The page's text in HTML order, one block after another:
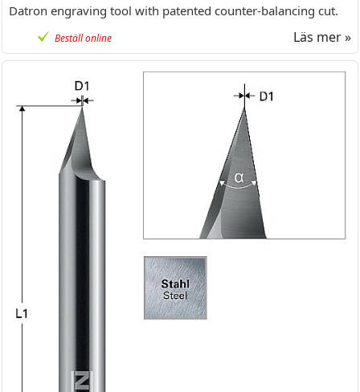
Datron engraving tool with patented counter-balancing cut.
Beställ online Läs mer »